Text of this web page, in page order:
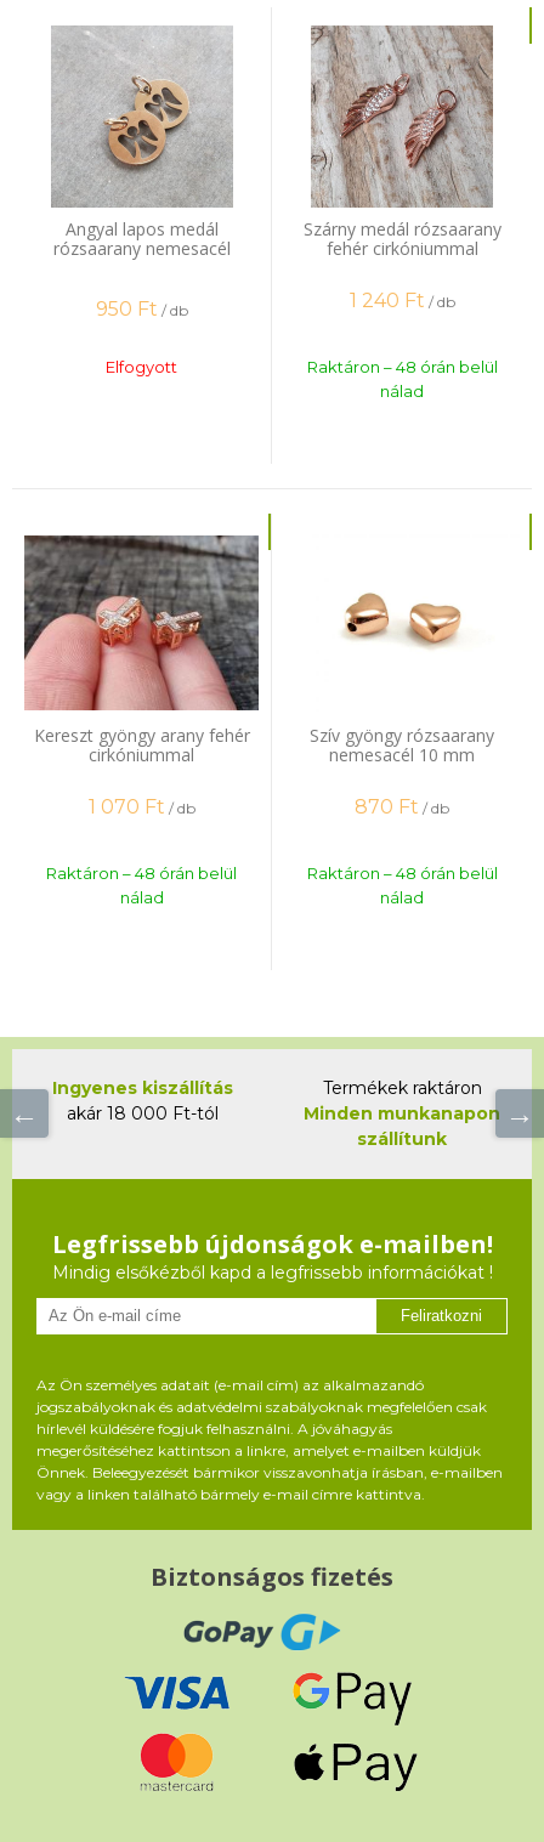
Angyal lapos medál
rózsaarany nemesacél
950 Ft / db
Elfogyott
Szárny medál rózsaarany
fehér cirkóniummal
1 240 Ft / db
Raktáron – 48 órán belül
nálad
Kereszt gyöngy arany fehér
cirkóniummal
1 070 Ft / db
Raktáron – 48 órán belül
nálad
Szív gyöngy rózsaarany
nemesacél 10 mm
870 Ft / db
Raktáron – 48 órán belül
nálad
Ingyenes kiszállítás
akár 18 000 Ft-tól
Termékek raktáron
Minden munkanapon
szállítunk
Legfrissebb újdonságok e-mailben!
Mindig elsőkézből kapd a legfrissebb információkat !
Feliratkozni
Az Ön személyes adatait (e-mail cím) az alkalmazandó
jogszabályoknak és adatvédelmi szabályoknak megfelelően csak
hírlevél küldésére fogjuk felhasználni. A jóváhagyás
megerősítéséhez kattintson a linkre, amelyet e-mailben küldjük
Önnek. Beleegyezését bármikor visszavonhatja írásban, e-mailben
vagy a linken található bármely e-mail címre kattintva.
Biztonságos fizetés